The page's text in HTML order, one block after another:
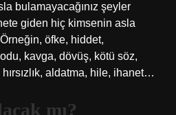
bulamayacağınız şeyler
giden hiç kimsenin asla
öfke, hiddet,
kavga, dövüş, kötü söz,
aldatma, hile, ihanet…
mı?